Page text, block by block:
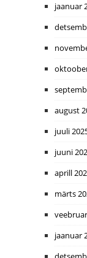
jaanuar
august
juuli
juuni
aprill
märts
jaanuar